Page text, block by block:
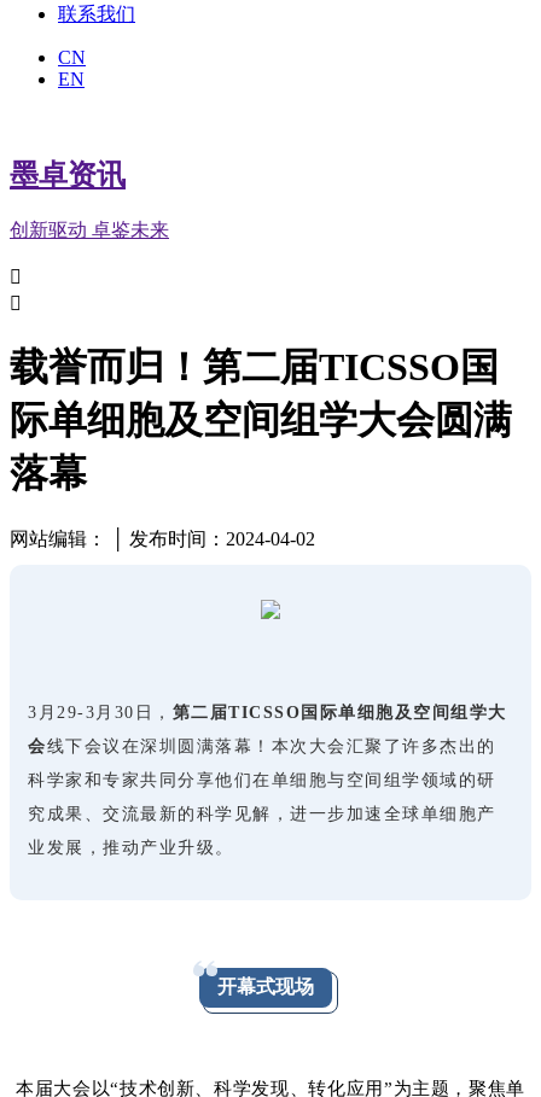
联系我们
CN
EN
墨卓资讯
创新驱动 卓鉴未来


载誉而归！第二届TICSSO国
际单细胞及空间组学大会圆满
落幕
网站编辑： │ 发布时间：2024-04-02
3月29-3月30日， 第二届TICSSO国际单细胞及空间组学大
会线下会议在深圳圆满落幕！本次大会汇聚了许多杰出的
科学家和专家共同分享他们在单细胞与空间组学领域的研
究成果、交流最新的科学见解，进一步加速全球单细胞产
业发展，推动产业升级。
开幕式现场
本届大会以“技术创新、科学发现、转化应用”为主题，聚焦单